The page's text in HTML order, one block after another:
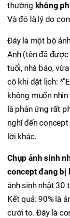
thường không
Và đó là lý do
Đây là một bộ
Anh (tên đã
tuổi, nhà báo,
cô khi đặt lịch:
không muốn
là phản ứng rất
nghĩ đến
lời khác.
Chụp ảnh sinh
concept đang bị
ảnh sinh nhật 30
Kết quả: 90% là
cười to. Đây là